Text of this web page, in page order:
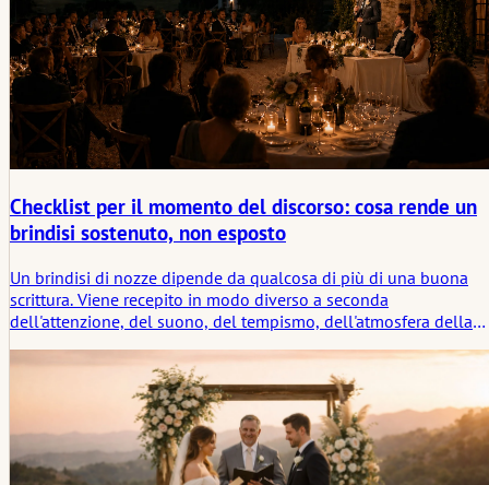
Checklist per il momento del discorso: cosa rende un
brindisi sostenuto, non esposto
Un brindisi di nozze dipende da qualcosa di più di una buona
scrittura. Viene recepito in modo diverso a seconda
dell'attenzione, del suono, del tempismo, dell'atmosfera della
lo sta sostenendo o lo sta lasciando solo.